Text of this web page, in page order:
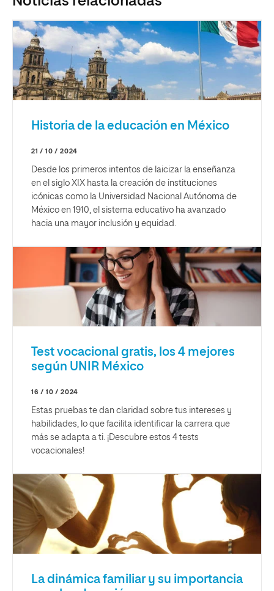
Historia de la educación en México
21 / 10 / 2024
Desde los primeros intentos de laicizar la enseñanza
en el siglo XIX hasta la creación de instituciones
icónicas como la Universidad Nacional Autónoma de
México en 1910, el sistema educativo ha avanzado
hacia una mayor inclusión y equidad.
Test vocacional gratis, los 4 mejores
según UNIR México
16 / 10 / 2024
Estas pruebas te dan claridad sobre tus intereses y
habilidades, lo que facilita identificar la carrera que
más se adapta a ti. ¡Descubre estos 4 tests
vocacionales!
La dinámica familiar y su importancia